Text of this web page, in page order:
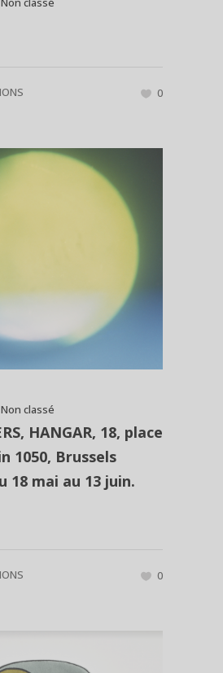
0
Non classé
HANGAR, 18, place
1050, Brussels
18 mai au 13 juin.
0